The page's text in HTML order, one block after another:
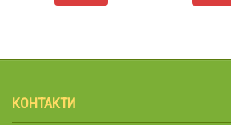
КОНТАКТИ